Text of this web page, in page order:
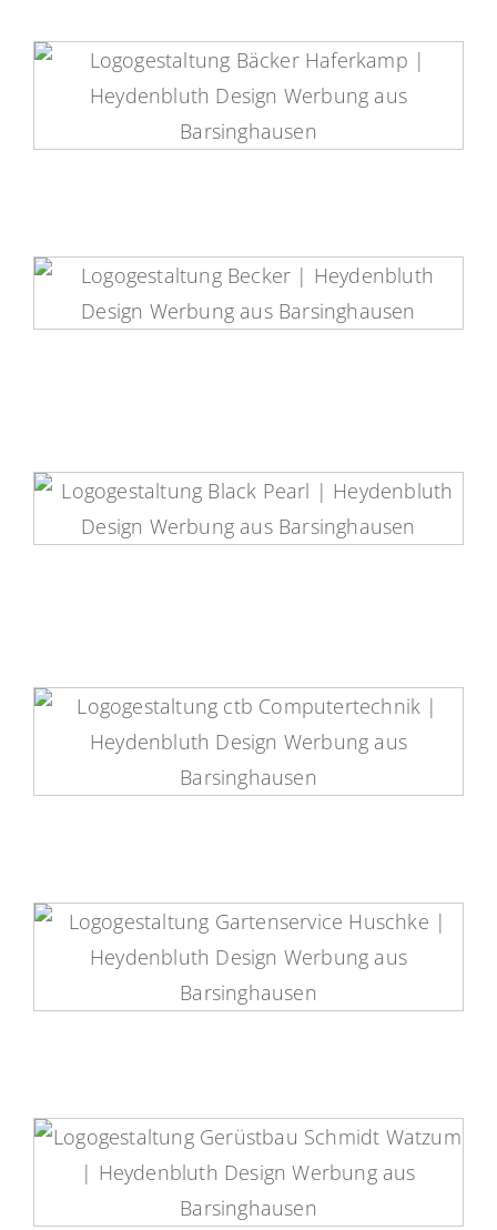
Bäckermeister Haferkamp Logo
Konrad Becker Elektrotechnik
Logo
Black Pearl Logo
CTB Computertechnik aus
Barsinghausen Logo
Gartenservice Huschke Logo
Gerüstbau Schmidt Watzum Logo